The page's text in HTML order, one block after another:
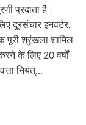
प्रदाता है।
दूरसंचार इनवर्टर,
पूरी श्रृंखला शामिल
के लिए 20 वर्षों
नियंत्...